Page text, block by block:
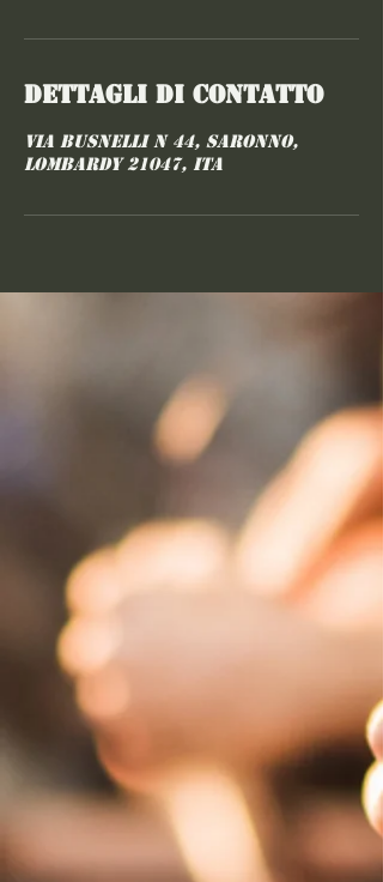
Dettagli di contatto
via busnelli n 44, Saronno,
Lombardy 21047, ITA